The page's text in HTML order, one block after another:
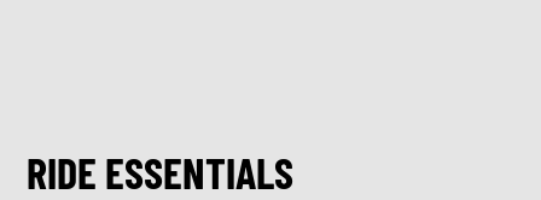
RIDE ESSENTIALS